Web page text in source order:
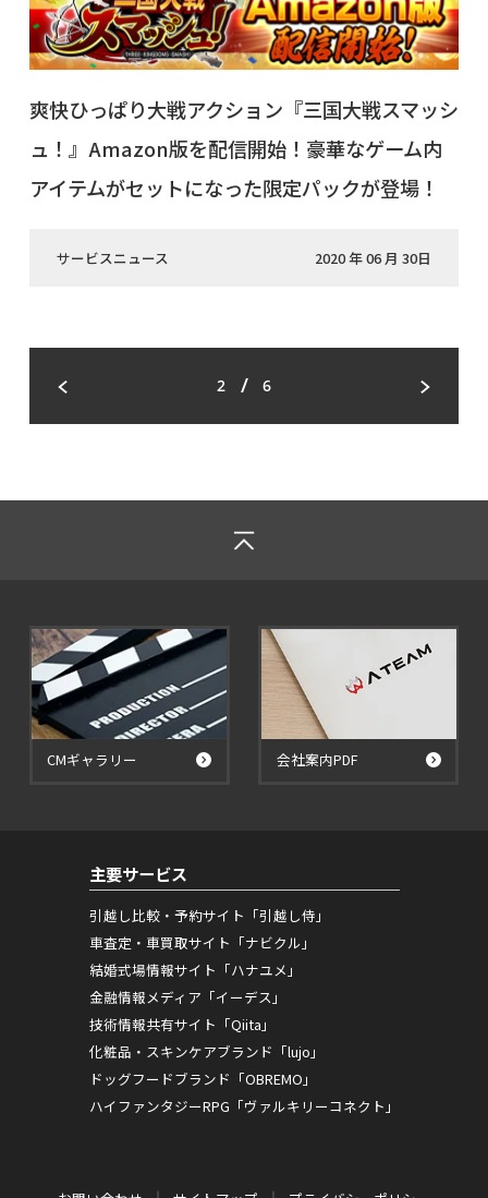
爽快ひっぱり大戦アクション『三国大戦スマッシ
ュ！』Amazon版を配信開始！豪華なゲーム内
アイテムがセットになった限定パックが登場！
サービスニュース 2020 年 06 月 30日
2 / 6
CMギャラリー 会社案内PDF
主要サービス
引越し比較・予約サイト「引越し侍」
車査定・車買取サイト「ナビクル」
結婚式場情報サイト「ハナユメ」
金融情報メディア「イーデス」
技術情報共有サイト「Qiita」
化粧品・スキンケアブランド「lujo」
ドッグフードブランド「OBREMO」
ハイファンタジーRPG「ヴァルキリーコネクト」